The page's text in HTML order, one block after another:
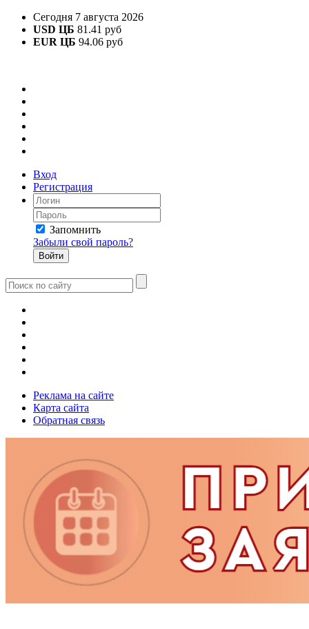
Сегодня 7 августа 2026
USD ЦБ 81.41 руб
EUR ЦБ 94.06 руб
Вход
Регистрация
Запомнить
Забыли свой пароль?
Реклама на сайте
Карта сайта
Обратная связь